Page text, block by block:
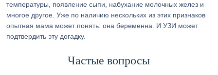
температуры, появление сыпи, набухание молочных желез и
многое другое. Уже по наличию нескольких из этих признаков
опытная мама может понять: она беременна. И УЗИ может
подтвердить эту догадку.
Частые вопросы